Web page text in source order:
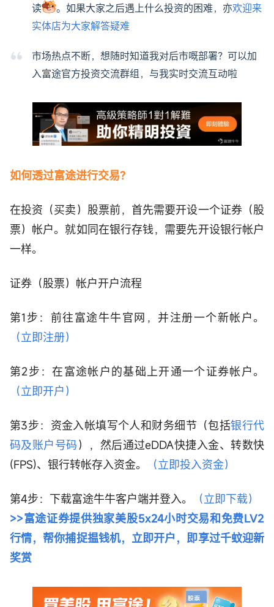
读
。如果大家之后遇上什么投资的困难，亦欢迎来
实体店为大家解答疑难
市场热点不断，想随时知道我对后市嘅部署？可以加
入富途官方投资交流群组，与我实时交流互动啦
如何透过富途进行交易?
在投资（买卖）股票前，首先需要开设一个证券（股
票）帐户。就如同在银行存钱，需要先开设银行帐户
一样。
证券（股票）帐户开户流程
第1步：前往富途牛牛官网，并注册一个新帐户。
（立即注册）
第2步：在富途帐户的基础上开通一个证券帐户。
（立即开户）
第3步：资金入帐填写个人和财务细节（包括银行代
码及账户号码），然后通过eDDA快捷入金、转数快
(FPS)、银行转帐存入资金。
（立即投入资金）
第4步：下载富途牛牛客户端并登入。
（立即下载）
>>富途证券提供独家美股5x24小时交易和免费LV2
行情，帮你捕捉揾钱机，立即开户，即享过千蚊迎新
奖赏